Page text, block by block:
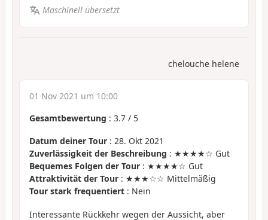
Maschinell übersetzt
chelouche helene
01 Nov 2021 um 10:00
Gesamtbewertung : 3.7 / 5
Datum deiner Tour : 28. Okt 2021
Zuverlässigkeit der Beschreibung : ★★★★☆ Gut
Bequemes Folgen der Tour : ★★★★☆ Gut
Attraktivität der Tour : ★★★☆☆ Mittelmäßig
Tour stark frequentiert : Nein
Interessante Rückkehr wegen der Aussicht, aber